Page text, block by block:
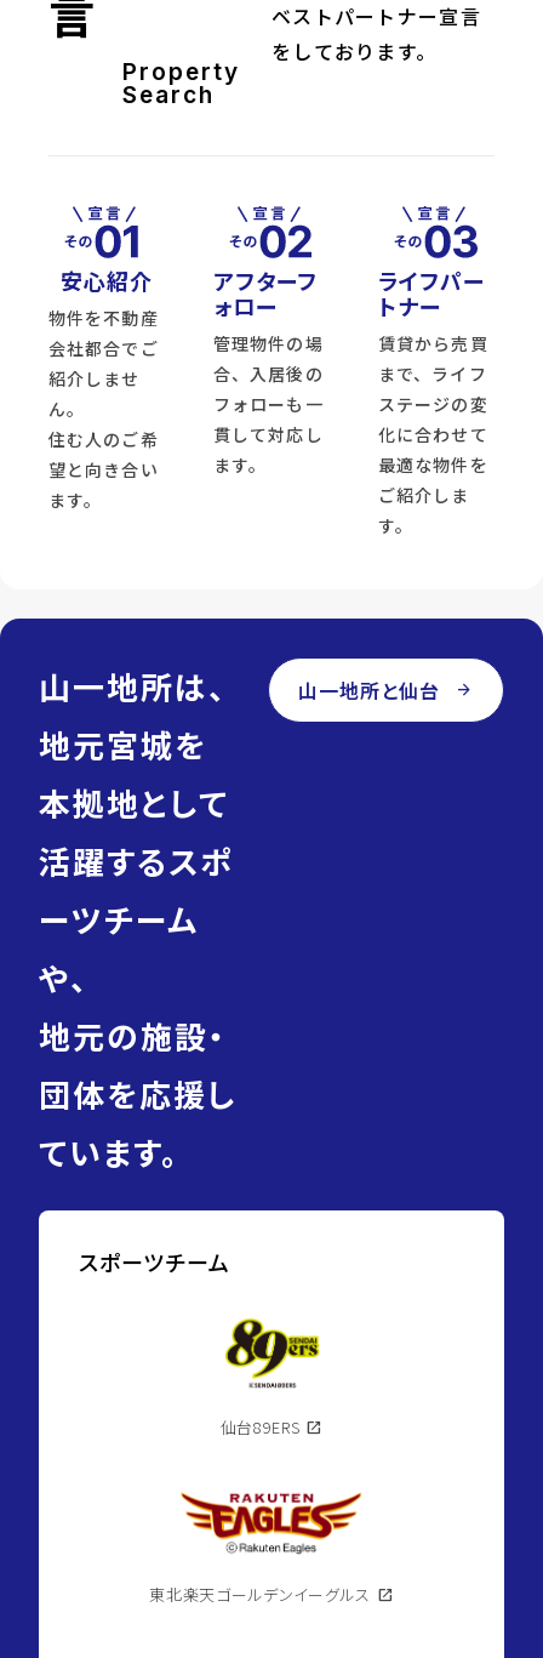
言
Property
Search
ベストパートナー宣言
をしております。
安心紹介
物件を不動産
会社都合でご
紹介しませ
ん。
住む人のご希
望と向き合い
ます。
アフターフ
ォロー
管理物件の場
合、入居後の
フォローも一
貫して対応し
ます。
ライフパー
トナー
賃貸から売買
まで、ライフ
ステージの変
化に合わせて
最適な物件を
ご紹介しま
す。
山一地所は、
地元宮城を
本拠地として
活躍するスポ
ーツチーム
や、
地元の施設・
団体を応援し
ています。
山一地所と仙台 arrow_forward
スポーツチーム
仙台89ERS open_in_new
東北楽天ゴールデンイーグルス open_in_new